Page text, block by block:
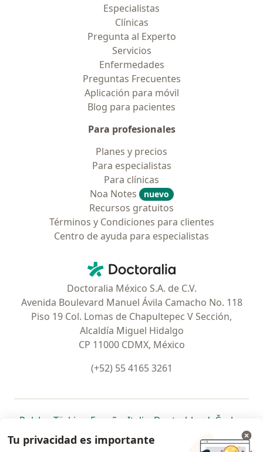
Especialistas
Clínicas
Pregunta al Experto
Servicios
Enfermedades
Preguntas Frecuentes
Aplicación para móvil
Blog para pacientes
Para profesionales
Planes y precios
Para especialistas
Para clínicas
Noa Notes
nuevo
Recursos gratuitos
Términos y Condiciones para clientes
Centro de ayuda para especialistas
Doctoralia - Página de inicio
Doctoralia México S.A. de C.V.
Avenida Boulevard Manuel Ávila Camacho No. 118
Piso 19 Col. Lomas de Chapultepec V Sección,
Alcaldía Miguel Hidalgo
CP 11000 CDMX, México
(+52) 55 4165 3261
Polska se abre en una nueva pestaña
Türkiye se abre en una nueva pestaña
España se abre en una nueva pestaña
Italia se abre en una nueva
Deutschlandse abre en
Česko
Portugal
se abre en una nueva pestaña
México se abre en una nueva pestaña
Chile se abre en una nueva pestaña
Brasil se abre en una nueva
se abre en
se
se abre en una nueva
Tu privacidad es importante